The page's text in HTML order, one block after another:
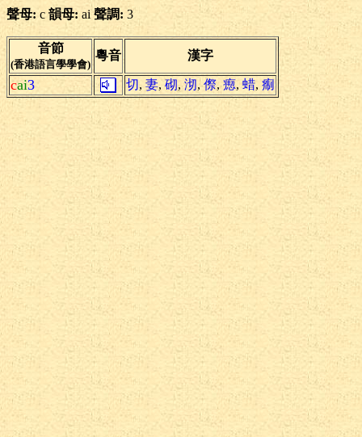
聲母: c 韻母: ai 聲調: 3
音節
(香港語言學學會)
粵音 漢字
cai3 切, 妻, 砌,沏,傺,瘛,蜡, 痸